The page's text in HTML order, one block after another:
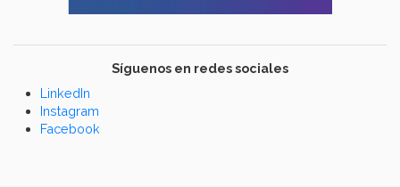
Síguenos en redes sociales
LinkedIn
Instagram
Facebook